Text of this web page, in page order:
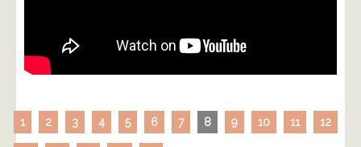
1 2 3 4 5 6 7 8 9 10 11 12